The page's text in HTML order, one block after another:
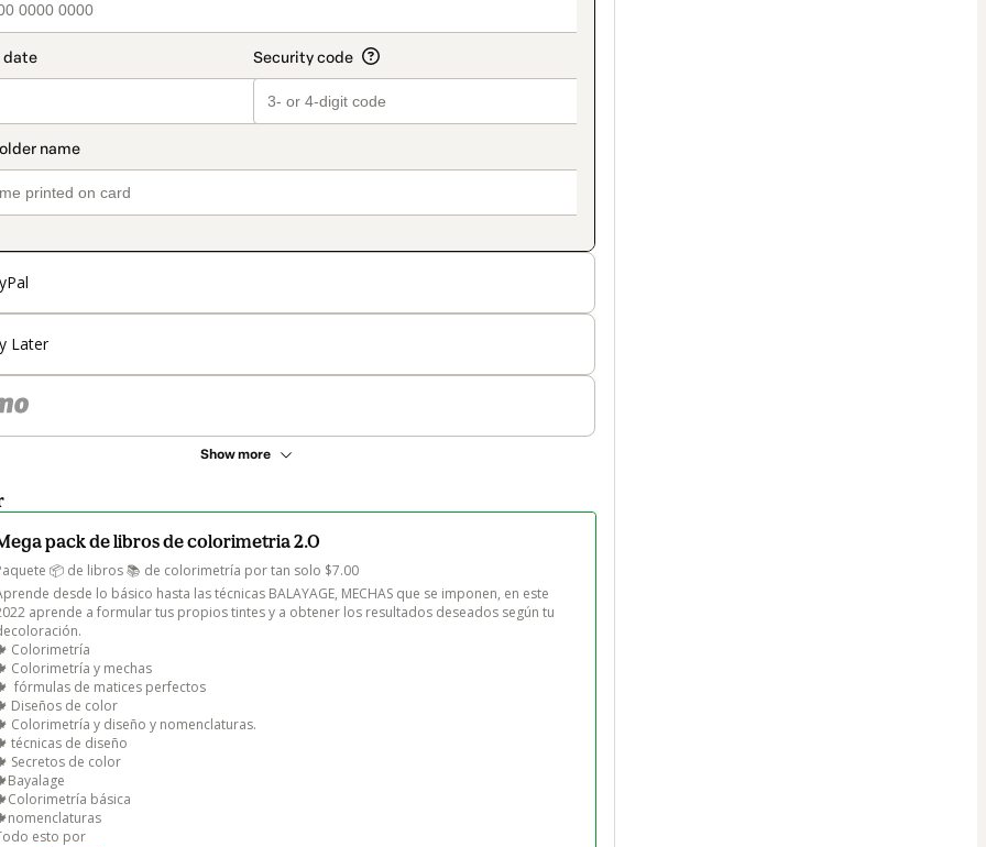
Later
Show more
pack de libros de colorimetria 2.0
📦 de libros 📚 de colorimetría por tan solo $7.00
desde lo básico hasta las técnicas BALAYAGE, MECHAS que se imponen, en este
aprende a formular tus propios tintes y a obtener los resultados deseados según tu
Colorimetría
Colorimetría y mechas
fórmulas de matices perfectos
Diseños de color
Colorimetría y diseño y nomenclaturas.
técnicas de diseño
Secretos de color
básica
esto por